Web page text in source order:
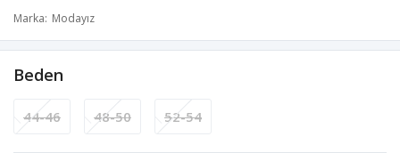
Marka Modayız
Beden
44-46 48-50 52-54